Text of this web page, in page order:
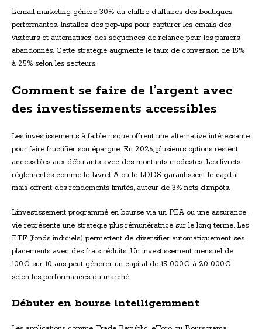
L’email marketing génère 30% du chiffre d’affaires des boutiques
performantes. Installez des pop-ups pour capturer les emails des
visiteurs et automatisez des séquences de relance pour les paniers
abandonnés. Cette stratégie augmente le taux de conversion de 15%
à 25% selon les secteurs.
Comment se faire de l’argent avec
des investissements accessibles
Les investissements à faible risque offrent une alternative intéressante
pour faire fructifier son épargne. En 2026, plusieurs options restent
accessibles aux débutants avec des montants modestes. Les livrets
réglementés comme le Livret A ou le LDDS garantissent le capital
mais offrent des rendements limités, autour de 3% nets d’impôts.
L’investissement programmé en bourse via un PEA ou une assurance-
vie représente une stratégie plus rémunératrice sur le long terme. Les
ETF (fonds indiciels) permettent de diversifier automatiquement ses
placements avec des frais réduits. Un investissement mensuel de
100€ sur 10 ans peut générer un capital de 15 000€ à 20 000€
selon les performances du marché.
Débuter en bourse intelligemment